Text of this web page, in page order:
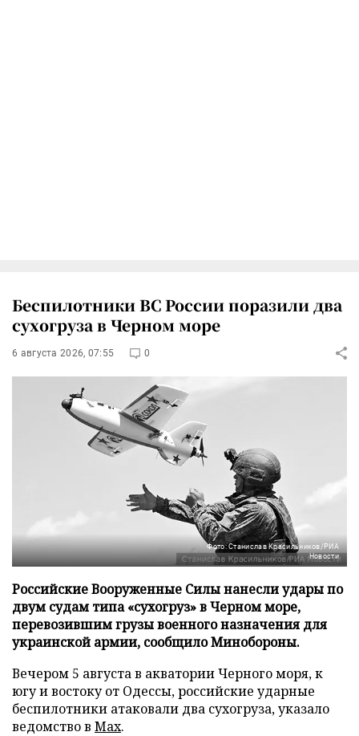
Беспилотники ВС России поразили два
сухогруза в Черном море
6 августа 2026, 07:55 0
Фото: Станислав Красильников/РИА
Новости
Российские Вооруженные Силы нанесли удары по
двум судам типа «сухогруз» в Черном море,
перевозившим грузы военного назначения для
украинской армии, сообщило Минобороны.
Вечером 5 августа в акватории Черного моря, к
югу и востоку от Одессы, российские ударные
беспилотники атаковали два сухогруза, указало
ведомство в Max.